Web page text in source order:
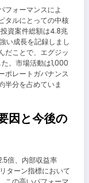
フォーマンスによ
タルにとっての中核
資案件総額は4.8兆
い成長を記録しまし
だことで、エグジッ
。市場活動は1,000
ポレートガバナンス
半分を占めていま
因と今後の
倍、内部収益率
ターン指標において